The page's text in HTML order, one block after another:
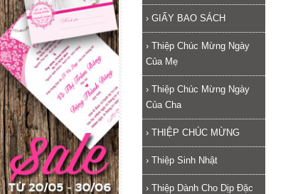
› GIẤY BAO SÁCH
› Thiệp Chúc Mừng Ngày
Của Mẹ
› Thiệp Chúc Mừng Ngày
Của Cha
› THIỆP CHÚC MỪNG
› Thiệp Sinh Nhật
› Thiệp Dành Cho Dịp Đặc